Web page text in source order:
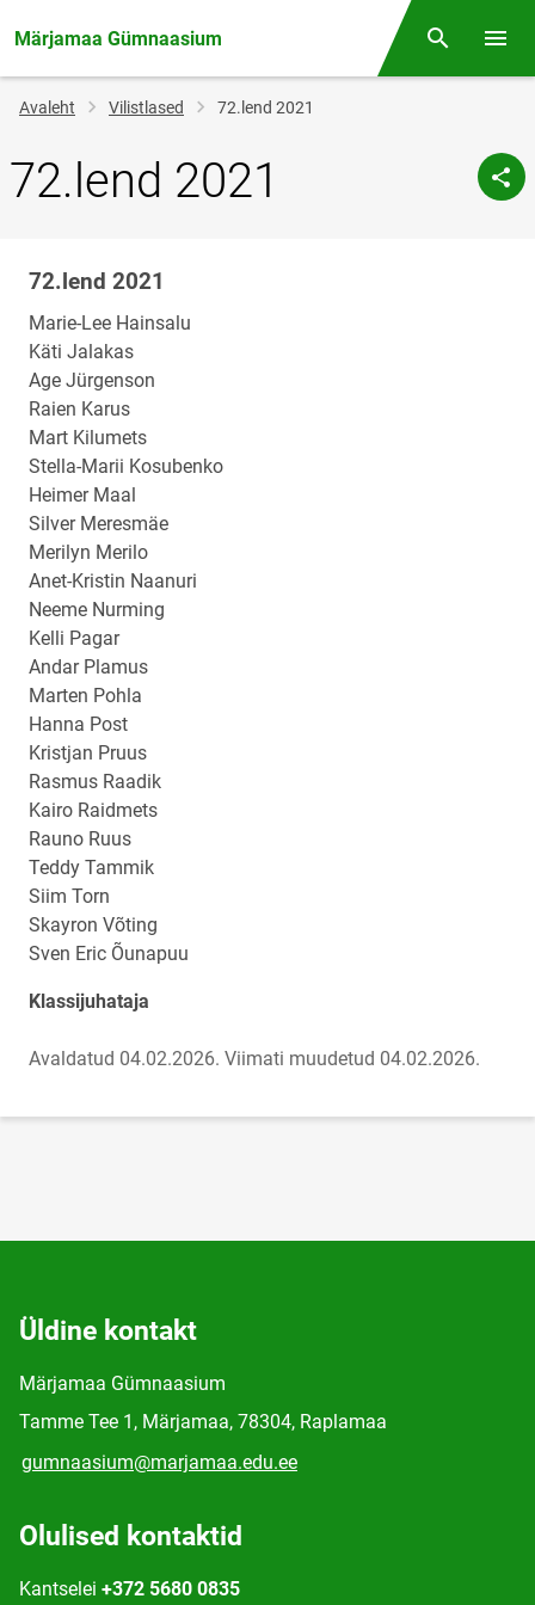
Märjamaa Gümnaasium Otsing
Jälglink
Avaleht Vilistlased 72.lend 2021
72.lend 2021
Klassi
nimi
72.lend 2021
Marie-Lee Hainsalu
Käti Jalakas
Age Jürgenson
Raien Karus
Mart Kilumets
Stella-Marii Kosubenko
Heimer Maal
Silver Meresmäe
Merilyn Merilo
Anet-Kristin Naanuri
Neeme Nurming
Kelli Pagar
Andar Plamus
Marten Pohla
Hanna Post
Kristjan Pruus
Rasmus Raadik
Kairo Raidmets
Rauno Ruus
Teddy Tammik
Siim Torn
Skayron Võting
Sven Eric Õunapuu
Klassijuhataja
Avaldatud 04.02.2026. Viimati muudetud 04.02.2026.
Üldine kontakt
Märjamaa Gümnaasium
Tamme Tee 1, Märjamaa, 78304, Raplamaa
gumnaasium@marjamaa.edu.ee
Olulised kontaktid
Kantselei +372 5680 0835